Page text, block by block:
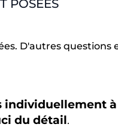
POSÉES
D'autres
individuellement
du détail.